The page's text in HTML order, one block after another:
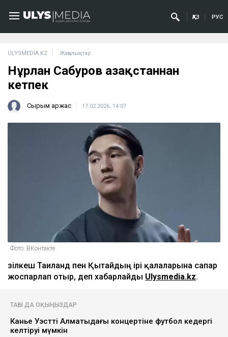
ҚАЗ РУС
ULYSMEDIA.KZ Жаңалықтар
Нұрлан Сабуров Қазақстаннан
кетпек
Сырым Қаржас 17.02.2026, 14:07
Фото: ВКонтакте
Әзілкеш Таиланд пен Қытайдың ірі қалаларына сапар
жоспарлап отыр, деп хабарлайды Ulysmedia.kz.
ТАҒЫ ДА ОҚЫҢЫЗДАР
Канье Уэсттің Алматыдағы концертіне футбол кедергі
келтіруі мүмкін